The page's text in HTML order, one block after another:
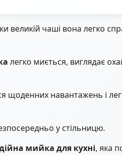
великій чаші вона легко
легко миється, виглядає
щоденних навантажень і
у стільницю.
мийка для кухні, яка